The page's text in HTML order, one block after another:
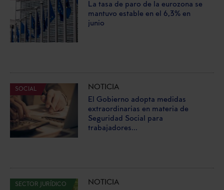
La tasa de paro de la eurozona se
mantuvo estable en el 6,3% en
junio
SOCIAL
NOTICIA
El Gobierno adopta medidas
extraordinarias en materia de
Seguridad Social para
trabajadores...
SECTOR JURÍDICO
NOTICIA